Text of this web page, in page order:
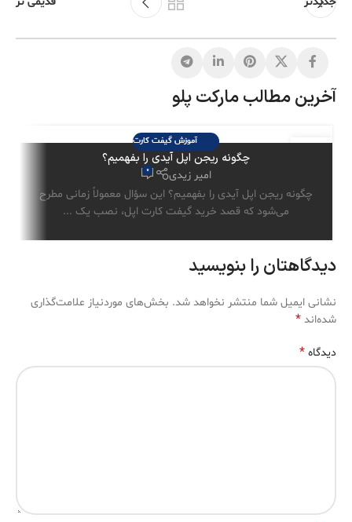
آخرین مطالب مارکت پلو
29 آموزش گیفت کارت
چگونه ریجن اپل آیدی را بفهمیم؟
امیر زیدی 0
چگونه ریجن اپل آیدی را بفهمیم؟ این سؤال معمولاً زمانی مطرح
می‌شود که قصد خرید گیفت کارت اپل، نصب یک ...
دیدگاهتان را بنویسید
نشانی ایمیل شما منتشر نخواهد شد. بخش‌های موردنیاز علامت‌گذاری
شده‌اند *
دیدگاه *